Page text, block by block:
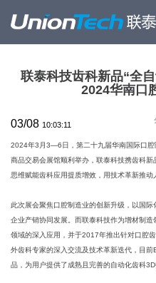
联泰科技齿科新品“全
2024华南口
03/08 10:03:11
2024年3月3—6日，第二十九届华南国际口腔
商品交易会展馆顺利举办，联泰科技携齿科新
思维赋能齿科应用提质增效，用技术革新推动
此次展会聚焦口腔制造业的创新升级，以国
企业产销协同发展。而联泰科技作为增材制
领域的深入应用，并于2017年推出针对口腔
外齿科专家的深入交流及技术革新迭代，目
品，为用户提供了成熟且完善的自动化齿科3D